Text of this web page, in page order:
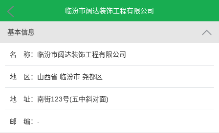
临汾市阔达装饰工程有限公司
基本信息
名 称：临汾市阔达装饰工程有限公司
地 区：山西省 临汾市 尧都区
地 址：南街123号(五中斜对面)
邮 编：-